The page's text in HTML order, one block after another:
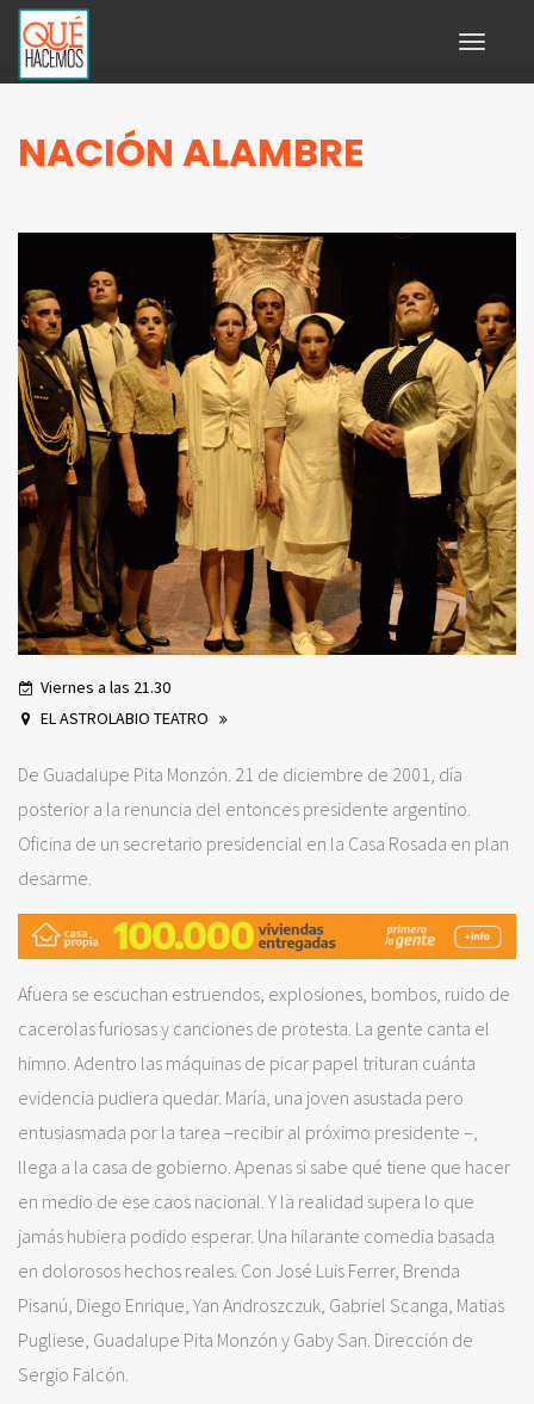
Toggle
NACIÓN ALAMBRE
Viernes a las 21.30
EL ASTROLABIO TEATRO
De Guadalupe Pita Monzón. 21 de diciembre de 2001, día
posterior a la renuncia del entonces presidente argentino.
Oficina de un secretario presidencial en la Casa Rosada en plan
desarme.
Afuera se escuchan estruendos, explosiones, bombos, ruido de
cacerolas furiosas y canciones de protesta. La gente canta el
himno. Adentro las máquinas de picar papel trituran cuánta
evidencia pudiera quedar. María, una joven asustada pero
entusiasmada por la tarea –recibir al próximo presidente –,
llega a la casa de gobierno. Apenas si sabe qué tiene que hacer
en medio de ese caos nacional. Y la realidad supera lo que
jamás hubiera podido esperar. Una hilarante comedia basada
en dolorosos hechos reales. Con José Luis Ferrer, Brenda
Pisanú, Diego Enrique, Yan Androszczuk, Gabriel Scanga, Matias
Pugliese, Guadalupe Pita Monzón y Gaby San. Dirección de
Sergio Falcón.